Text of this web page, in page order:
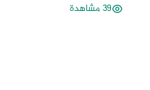
39 مشاهدة